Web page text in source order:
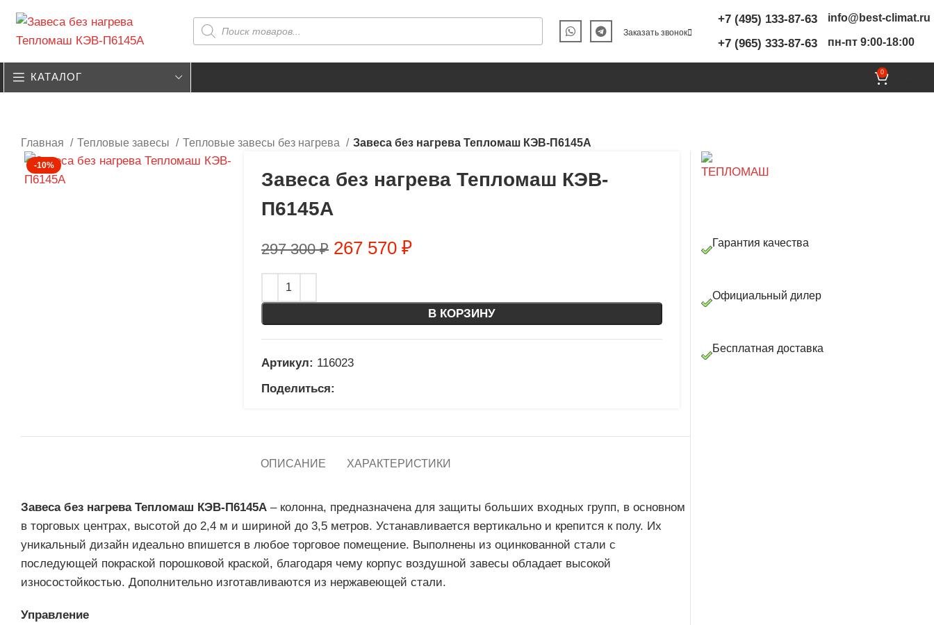
Заказать звонок
+7 (495) 133-87-63
+7 (965) 333-87-63
info@best-climat.ru
пн-пт 9:00-18:00
КАТАЛОГ 0
Главная Тепловые завесы Тепловые завесы без нагрева Завеса без нагрева Тепломаш КЭВ-П6145А
-10%
Завеса без нагрева Тепломаш КЭВ-
П6145А
297 300₽ 267 570 ₽
В КОРЗИНУ
Артикул: 116023
Поделиться:
ОПИСАНИЕ ХАРАКТЕРИСТИКИ
Завеса без нагрева Тепломаш КЭВ-П6145А – колонна, предназначена для защиты больших входных групп, в основном
в торговых центрах, высотой до 2,4 м и шириной до 3,5 метров. Устанавливается вертикально и крепится к полу. Их
уникальный дизайн идеально впишется в любое торговое помещение. Выполнены из оцинкованной стали с
последующей покраской порошковой краской, благодаря чему корпус воздушной завесы обладает высокой
износостойкостью. Дополнительно изготавливаются из нержавеющей стали.
Управление
Гарантия качества
Официальный дилер
Бесплатная доставка